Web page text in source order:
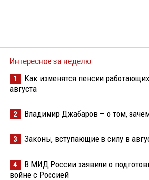
Интересное за неделю
1
Как изменятся пенсии
августа
2 Владимир Джабаров — о том,
3 Законы, вступающие в силу в
4
В МИД России заявили о
войне с Россией